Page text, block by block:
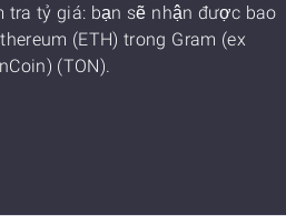
tra tỷ giá: bạn sẽ nhận được bao
(ETH) trong Gram (ex
(TON).